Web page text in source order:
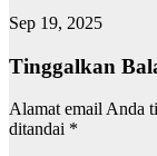
Sep 19, 2025
Tinggalkan
Alamat email Anda
ditandai *